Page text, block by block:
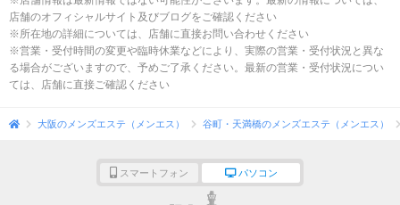
店舗のオフィシャルサイト及びブログをご確認ください
※所在地の詳細については、店舗に直接お問い合わせください
※営業・受付時間の変更や臨時休業などにより、実際の営業・受付状況と異な
る場合がございますので、予めご了承ください。最新の営業・受付状況につい
ては、店舗に直接ご確認ください
大阪のメンズエステ（メンエス） 谷町・天満橋のメンズエステ（メンエス）
スマートフォン パソコン